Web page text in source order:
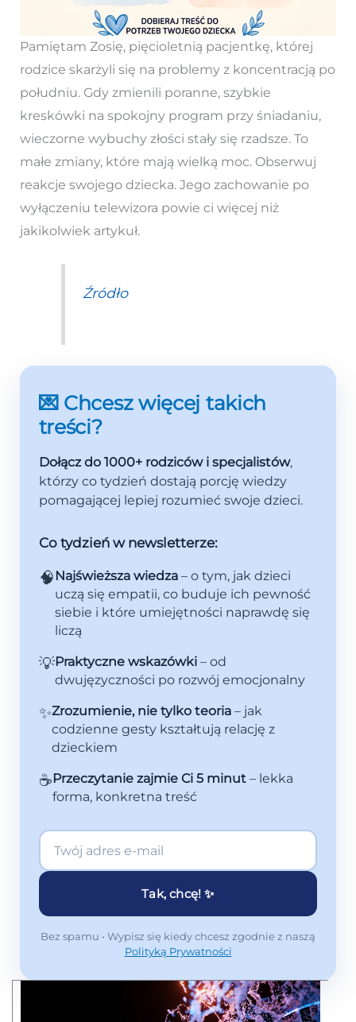
Pamiętam Zosię, pięcioletnią pacjentkę, której
rodzice skarżyli się na problemy z koncentracją po
południu. Gdy zmienili poranne, szybkie
kreskówki na spokojny program przy śniadaniu,
wieczorne wybuchy złości stały się rzadsze. To
małe zmiany, które mają wielką moc. Obserwuj
reakcje swojego dziecka. Jego zachowanie po
wyłączeniu telewizora powie ci więcej niż
jakikolwiek artykuł.
Źródło
💌 Chcesz więcej takich
treści?
Dołącz do 1000+ rodziców i specjalistów,
którzy co tydzień dostają porcję wiedzy
pomagającej lepiej rozumieć swoje dzieci.
Co tydzień w newsletterze:
🧠 Najświeższa wiedza– o tym, jak dzieci
uczą się empatii, co buduje ich pewność
siebie i które umiejętności naprawdę się
liczą
💡Praktyczne wskazówki– od
dwujęzyczności po rozwój emocjonalny
✨Zrozumienie, nie tylko teoria– jak
codzienne gesty kształtują relację z
dzieckiem
☕Przeczytanie zajmie Ci 5 minut– lekka
forma, konkretna treść
Tak, chcę! ✨
Bez spamu • Wypisz się kiedy chcesz zgodnie z naszą
Polityką Prywatności